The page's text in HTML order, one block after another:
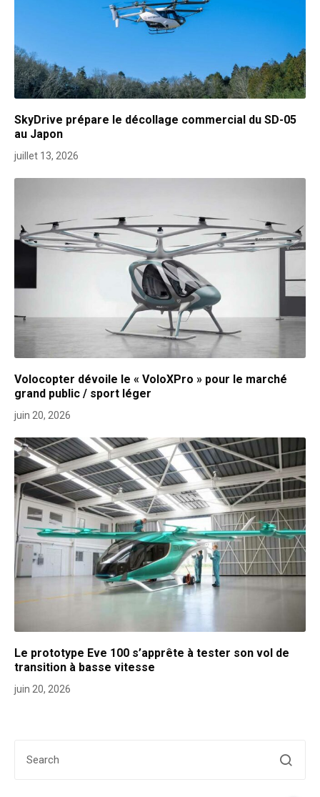
SkyDrive prépare le décollage commercial du SD-05
au Japon
juillet 13, 2026
Volocopter dévoile le « VoloXPro » pour le marché
grand public / sport léger
juin 20, 2026
Le prototype Eve 100 s’apprête à tester son vol de
transition à basse vitesse
juin 20, 2026